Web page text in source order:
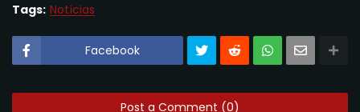
Tags: Notícias
Facebook
Post a Comment (0)